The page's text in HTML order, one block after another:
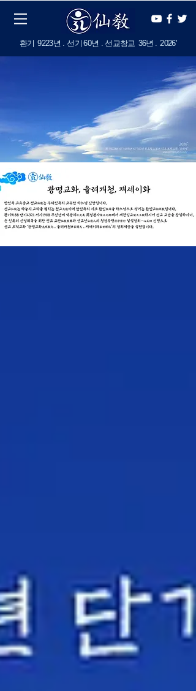
​환기 9223년 . 선기 60년 . 선교창교 36년 . 2026'